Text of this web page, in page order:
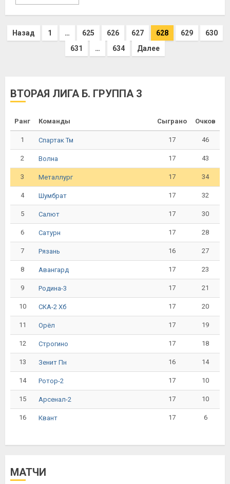
Назад 1 … 625 626 627 628 629
630
631
… 634 Далее
ВТОРАЯ ЛИГА Б. ГРУППА 3
Ранг Команды Сыграно Очков
1 Спартак Тм 17 46
2 Волна 17 43
3 Металлург 17 34
4 Шумбрат 17 32
5 Салют 17 30
6 Сатурн 17 28
7 Рязань 16 27
8 Авангард 17 23
9 Родина-3 17 21
10 СКА-2 Хб 17 20
11 Орёл 17 19
12 Строгино 17 18
13 Зенит Пн 16 14
14 Ротор-2 17 10
15 Арсенал-2 17 10
16 Квант 17 6
МАТЧИ